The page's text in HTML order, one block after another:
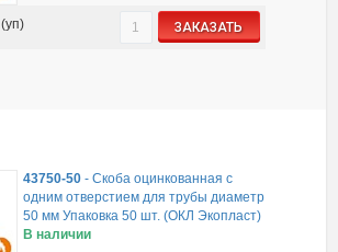
(уп) ЗАКАЗАТЬ
43750-50 -Скоба оцинкованная с
одним отверстием для трубы диаметр
50 мм Упаковка 50 шт. (ОКЛ Экопласт)
В наличии